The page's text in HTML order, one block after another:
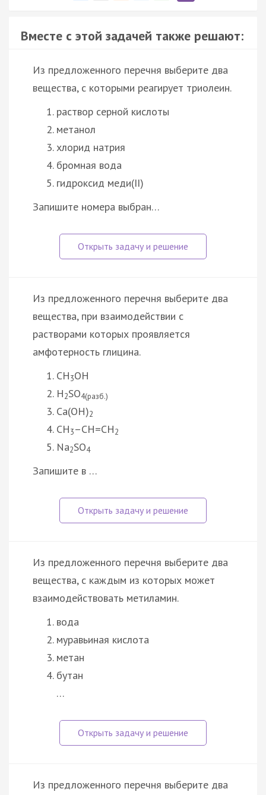
Вместе с этой задачей также решают:
Из предложенного перечня выберите два
вещества, с которыми реагирует триолеин.
раствор серной кислоты
метанол
хлорид натрия
бромная вода
гидроксид меди(II)
Запишите номера выбран…
Из предложенного перечня выберите два
вещества, при взаимодействии с
растворами которых проявляется
амфотерность глицина.
CH3OH
H2SO4(разб.)
Ca(OH)2
CH3–CH=CH2
Na2SO4
Запишите в …
Из предложенного перечня выберите два
вещества, с каждым из которых может
взаимодействовать метиламин.
вода
муравьиная кислота
метан
бутан
…
Из предложенного перечня выберите два